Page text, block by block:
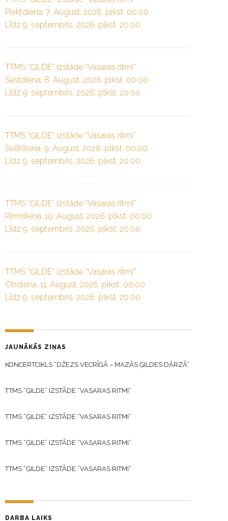
Piektdiena, 7. August, 2026. plkst. 00:00
Līdz 9. septembris, 2026. plkst. 20:00
TTMS “ĢILDE” izstāde “Vasaras ritmi”
Sestdiena, 8. August, 2026. plkst. 00:00
Līdz 9. septembris, 2026. plkst. 20:00
TTMS “ĢILDE” izstāde “Vasaras ritmi”
Svētdiena, 9. August, 2026. plkst. 00:00
Līdz 9. septembris, 2026. plkst. 20:00
TTMS “ĢILDE” izstāde “Vasaras ritmi”
Pirmdiena, 10. August, 2026. plkst. 00:00
Līdz 9. septembris, 2026. plkst. 20:00
TTMS “ĢILDE” izstāde “Vasaras ritmi”
Otrdiena, 11. August, 2026. plkst. 00:00
Līdz 9. septembris, 2026. plkst. 20:00
JAUNĀKĀS ZIŅAS
KONCERTCIKLS “DŽEZS VECRĪGĀ – MAZĀS ĢILDES DĀRZĀ”
TTMS “ĢILDE” IZSTĀDE “VASARAS RITMI”
TTMS “ĢILDE” IZSTĀDE “VASARAS RITMI”
TTMS “ĢILDE” IZSTĀDE “VASARAS RITMI”
TTMS “ĢILDE” IZSTĀDE “VASARAS RITMI”
DARBA LAIKS